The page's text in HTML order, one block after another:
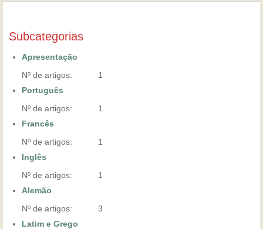
Subcategorias
Apresentação
Nº de artigos:
1
Português
Nº de artigos:
1
Francês
Nº de artigos:
1
Inglês
Nº de artigos:
1
Alemão
Nº de artigos:
3
Latim e Grego